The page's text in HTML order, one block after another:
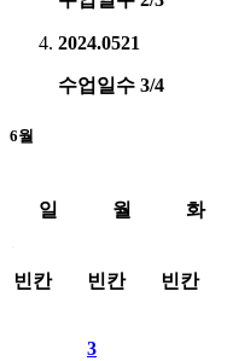
2024.0521
수업일수 3/4
6월
일 월 화
빈칸 빈칸 빈칸
3